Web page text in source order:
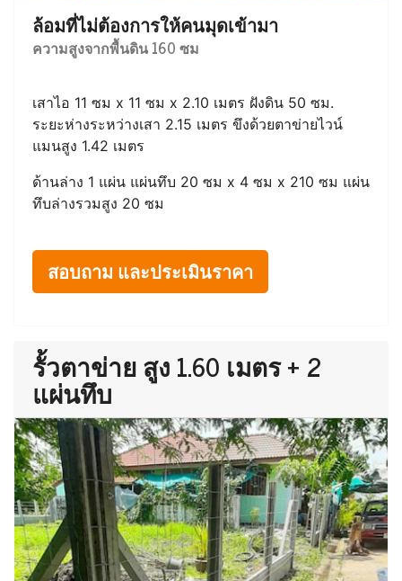
ล้อมที่ไม่ต้องการให้คนมุดเข้ามา
ความสูงจากพื้นดิน 160 ซม
เสาไอ 11 ซม x 11 ซม x 2.10 เมตร ฝังดิน 50 ซม.
ระยะห่างระหว่างเสา 2.15 เมตร ขึงด้วยตาข่ายไวน์
แมนสูง 1.42 เมตร
ด้านล่าง 1 แผ่น แผ่นทึบ 20 ซม x 4 ซม x 210 ซม แผ่น
ทึบล่างรวมสูง 20 ซม
สอบถาม และประเมินราคา
รั้วตาข่าย สูง 1.60 เมตร + 2
แผ่นทึบ